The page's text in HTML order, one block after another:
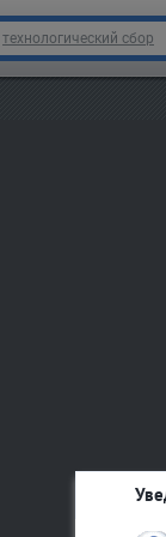
технологический сбор